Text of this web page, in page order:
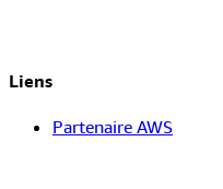
Liens
Partenaire AWS